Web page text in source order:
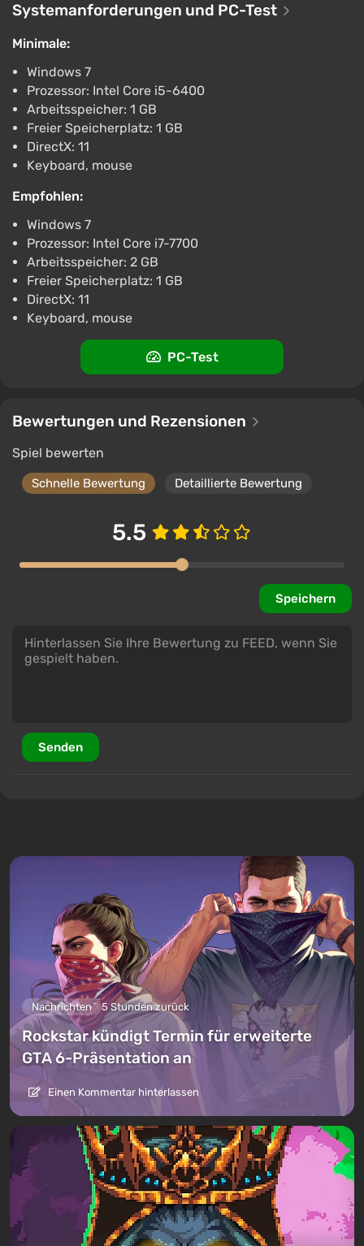
Systemanforderungen und PC-Test
Minimale:
Windows 7
Prozessor: Intel Core i5-6400
Arbeitsspeicher: 1 GB
Freier Speicherplatz: 1 GB
DirectX: 11
Keyboard, mouse
Empfohlen:
Windows 7
Prozessor: Intel Core i7-7700
Arbeitsspeicher: 2 GB
Freier Speicherplatz: 1 GB
DirectX: 11
Keyboard, mouse
PC-Test
Bewertungen und Rezensionen
Spiel bewerten
Schnelle Bewertung Detaillierte Bewertung
5.5
Speichern
Senden
Nachrichten 5 Stunden zurück
Rockstar kündigt Termin für erweiterte
GTA 6-Präsentation an
Einen Kommentar hinterlassen